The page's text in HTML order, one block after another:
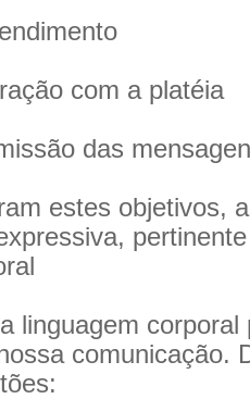
com a platéia
das
estes objetivos,
linguagem
comunicação.